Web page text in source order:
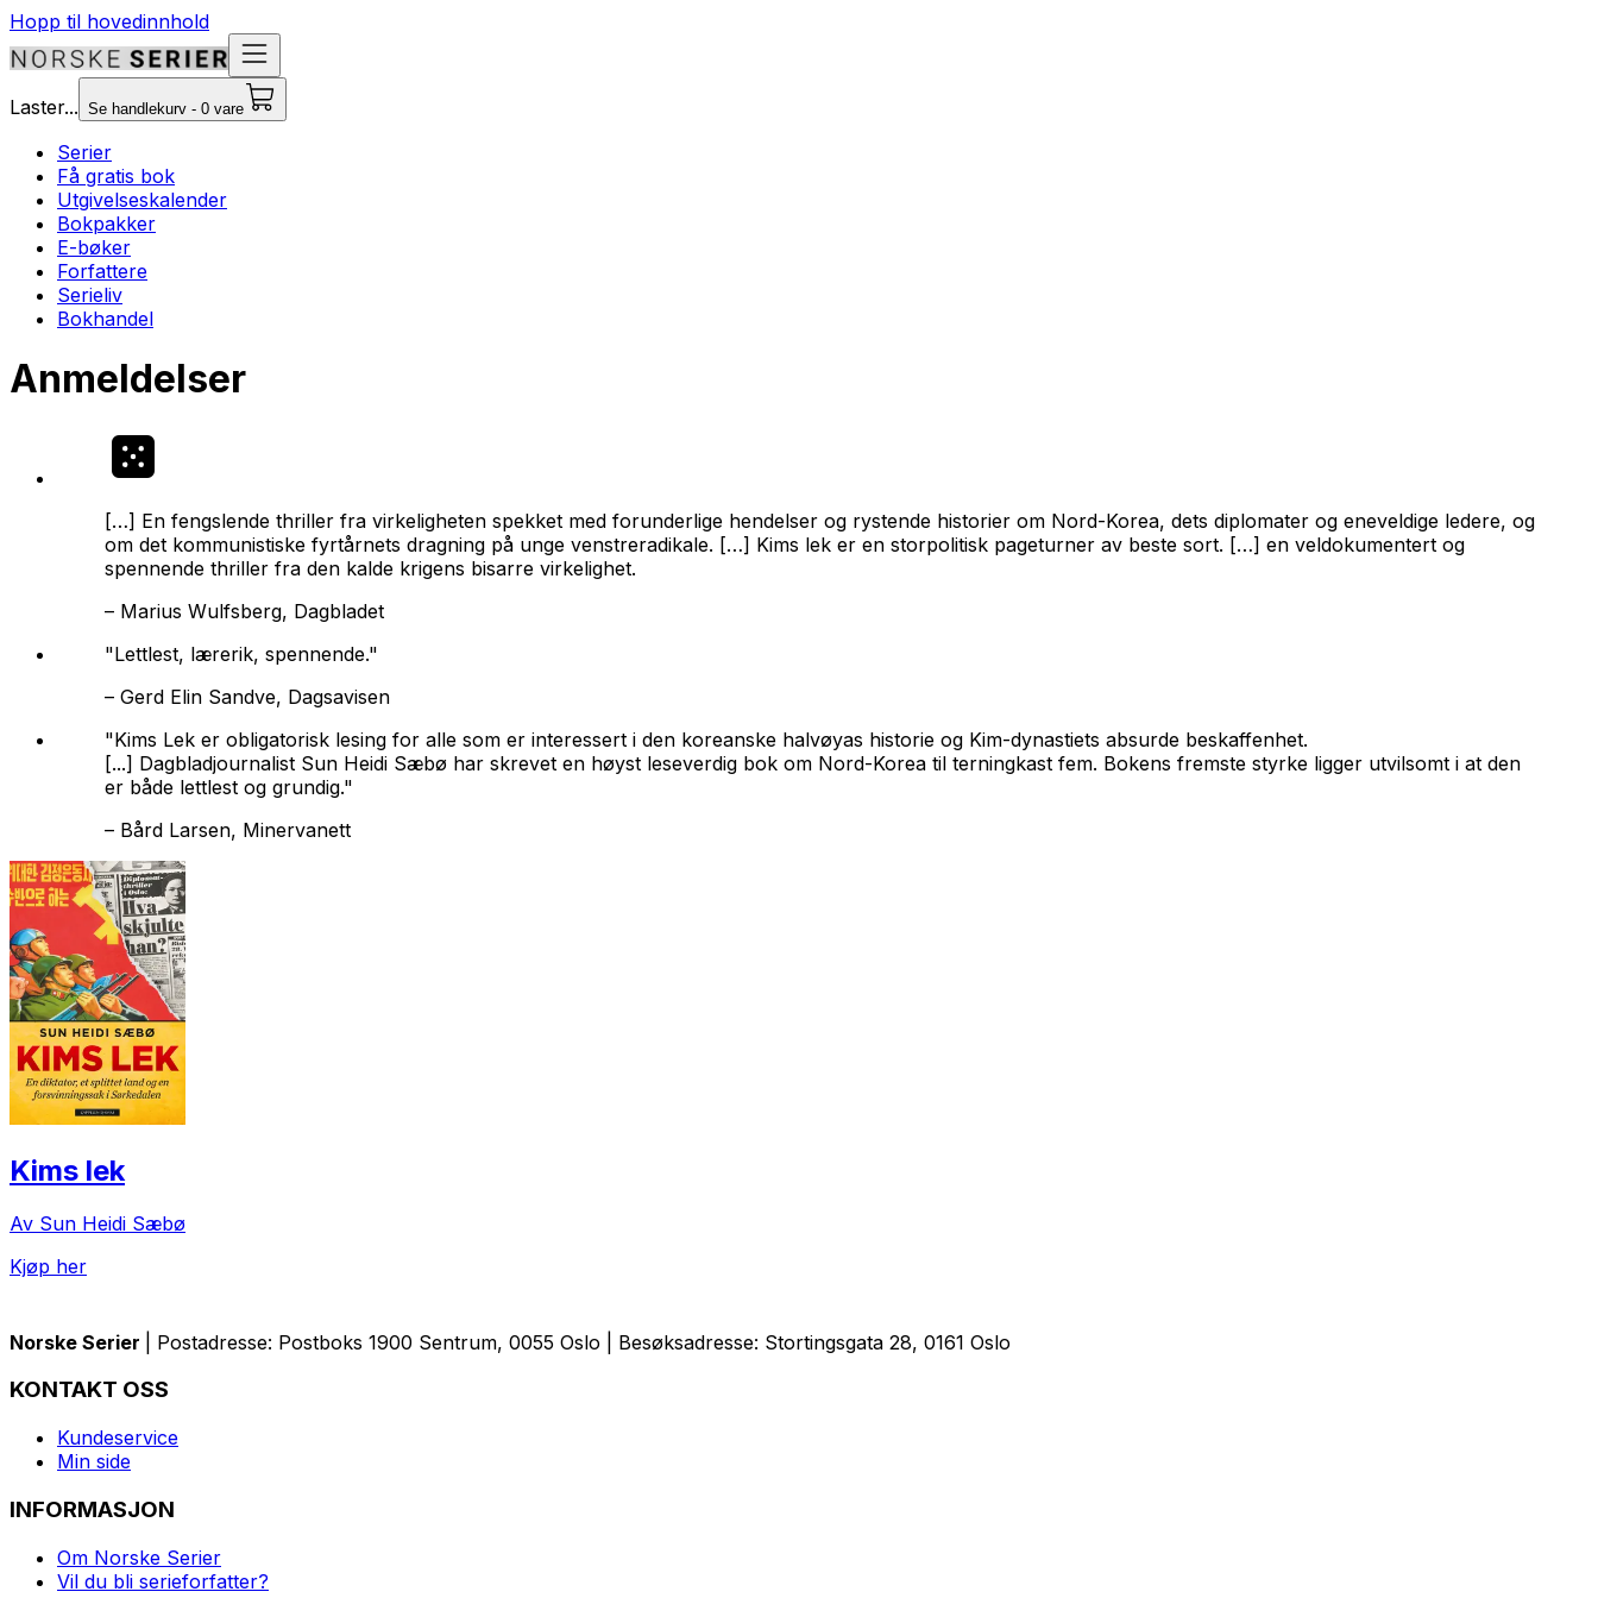
Hopp til hovedinnhold
Laster... Se handlekurv - 0 vare
Serier
Få gratis bok
Utgivelseskalender
Bokpakker
E-bøker
Forfattere
Serieliv
Bokhandel
Anmeldelser
[…] En fengslende thriller fra virkeligheten spekket med forunderlige hendelser og rystende historier om Nord-Korea, dets diplomater og eneveldige ledere, og
om det kommunistiske fyrtårnets dragning på unge venstreradikale. […] Kims lek er en storpolitisk pageturner av beste sort. […] en veldokumentert og
spennende thriller fra den kalde krigens bisarre virkelighet.
– Marius Wulfsberg, Dagbladet
"Lettlest, lærerik, spennende."
– Gerd Elin Sandve, Dagsavisen
"Kims Lek er obligatorisk lesing for alle som er interessert i den koreanske halvøyas historie og Kim-dynastiets absurde beskaffenhet.
[...] Dagbladjournalist Sun Heidi Sæbø har skrevet en høyst leseverdig bok om Nord-Korea til terningkast fem. Bokens fremste styrke ligger utvilsomt i at den
er både lettlest og grundig."
– Bård Larsen, Minervanett
Kims lek
Av Sun Heidi Sæbø
Kjøp her
Norske Serier | Postadresse: Postboks 1900 Sentrum, 0055 Oslo | Besøksadresse: Stortingsgata 28, 0161 Oslo
KONTAKT OSS
Kundeservice
Min side
INFORMASJON
Om Norske Serier
Vil du bli serieforfatter?